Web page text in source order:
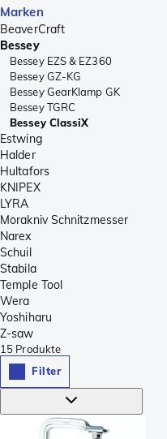
Marken
BeaverCraft
Bessey
Bessey EZS & EZ360
Bessey GZ-KG
Bessey GearKlamp GK
Bessey TGRC
Bessey ClassiX
Estwing
Halder
Hultafors
KNIPEX
LYRA
Morakniv Schnitzmesser
Narex
Schuil
Stabila
Temple Tool
Wera
Yoshiharu
Z-saw
15 Produkte
Filter